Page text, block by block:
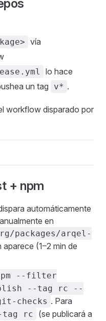
vía
lo hace
un tag
v* .
workflow disparado por
+ npm
automáticamente
en
packages/arqel-
(1–2 min de
--filter
--tag rc --
checks . Para
rc (se publicará a